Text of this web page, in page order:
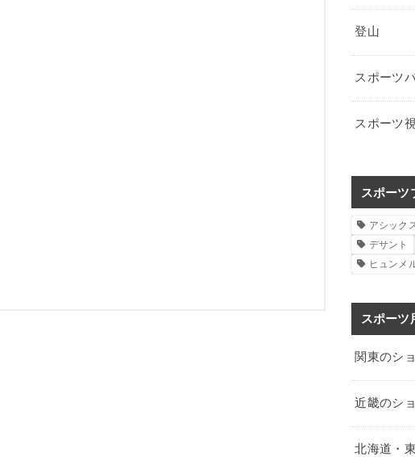
登山
スポーツ
スポーツ
スポーツ
アシック
デサント
ヒュンメ
スポーツ
関東のシ
近畿のシ
北海道・